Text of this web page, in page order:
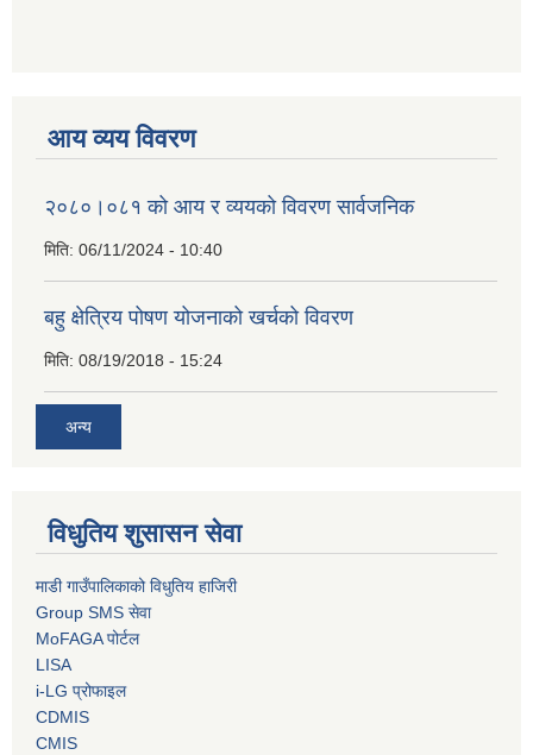
आय व्यय विवरण
२०८०।०८१ को आय र व्ययको विवरण सार्वजनिक
मिति: 06/11/2024 - 10:40
बहु क्षेत्रिय पोषण योजनाको खर्चको विवरण
मिति: 08/19/2018 - 15:24
अन्य
विधुतिय शुसासन सेवा
माडी गाउँपालिकाको विधुतिय हाजिरी
Group SMS सेवा
MoFAGA पोर्टल
LISA
i-LG प्रोफाइल
CDMIS
CMIS